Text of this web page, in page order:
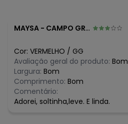
abril/2026
fevereiro/2026
MAYSA - CAMPO GRANDE - MS
Cor: VERMELHO / GG
Avaliação geral do produto: Bom
Largura: Bom
Comprimento: Bom
Comentário:
Adorei, soltinha,leve. E linda.